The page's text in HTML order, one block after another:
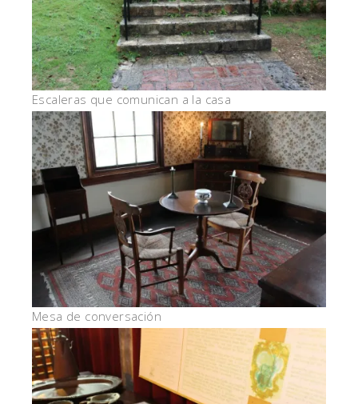
Escaleras que comunican a la casa
Mesa de conversación